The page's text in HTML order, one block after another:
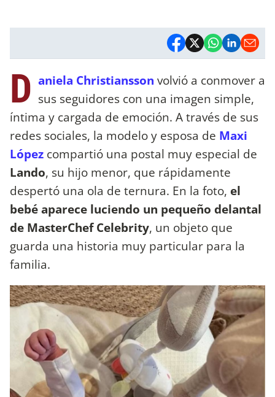
D aniela Christiansson volvió a conmover a
sus seguidores con una imagen simple,
íntima y cargada de emoción. A través de sus
redes sociales, la modelo y esposa de Maxi
López compartió una postal muy especial de
Lando, su hijo menor, que rápidamente
despertó una ola de ternura. En la foto, el
bebé aparece luciendo un pequeño delantal
de MasterChef Celebrity, un objeto que
guarda una historia muy particular para la
familia.